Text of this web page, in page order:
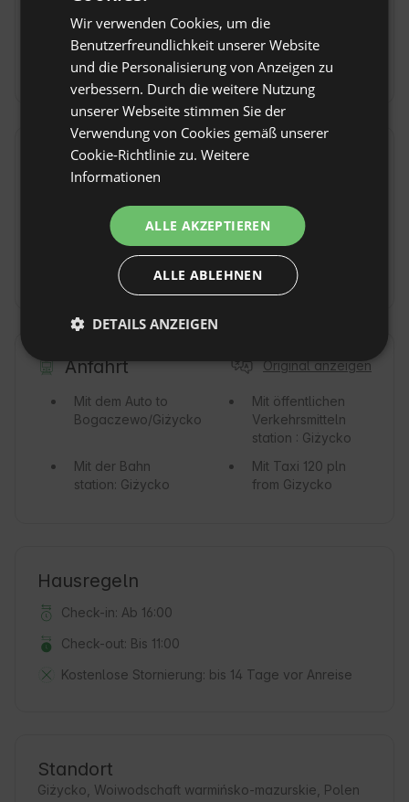
Surfing
Yoga-Kurse
Umgebung
Giżycko/Bogaczewo/Rydzewo/Kozin
Krutyń
Naturschutzgebiet
Anfahrt Original anzeigen
Mit dem Auto to
Bogaczewo/Giżycko
Mit öffentlichen
Verkehrsmitteln
station : Giżycko
Mit der Bahn
station: Giżycko
Mit Taxi 120 pln
from Gizycko
Hausregeln
Check-in: Ab 16:00
Check-out: Bis 11:00
Kostenlose Stornierung: bis 14 Tage vor Anreise
Standort
Giżycko, Woiwodschaft warmińsko-mazurskie, Polen
GERMAN
Wir verwenden Cookies, um die
Benutzerfreundlichkeit unserer Website
und die Personalisierung von Anzeigen zu
verbessern. Durch die weitere Nutzung
unserer Webseite stimmen Sie der
Verwendung von Cookies gemäß unserer
Cookie-Richtlinie zu. Weitere
Informationen
ALLE AKZEPTIEREN
ALLE ABLEHNEN
DETAILS ANZEIGEN